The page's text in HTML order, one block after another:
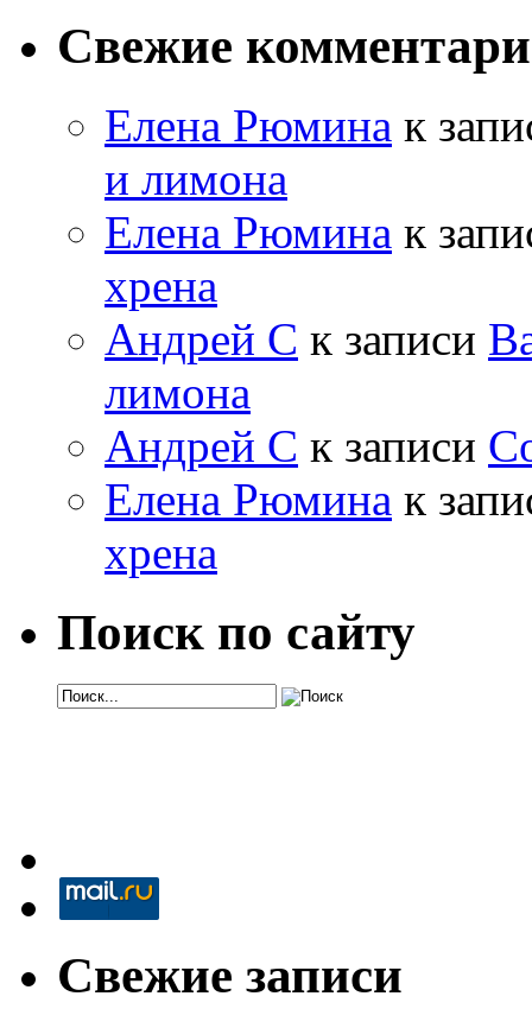
Свежие
Елена Рюмина к
и лимона
Елена Рюмина к
хрена
Андрей С к записи
лимона
Андрей С к записи
Елена Рюмина к
хрена
Поиск по сайту
Свежие записи